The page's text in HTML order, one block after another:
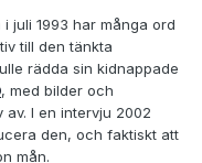
juli 1993 har många ord
till den tänkta
rädda sin kidnappade
, med bilder och
I en intervju 2002
den, och faktiskt att
mån.